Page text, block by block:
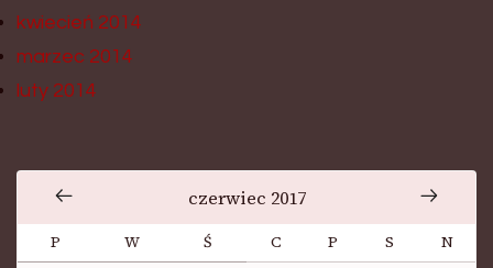
kwiecień 2014
marzec 2014
luty 2014
czerwiec 2017
P W Ś C P S N